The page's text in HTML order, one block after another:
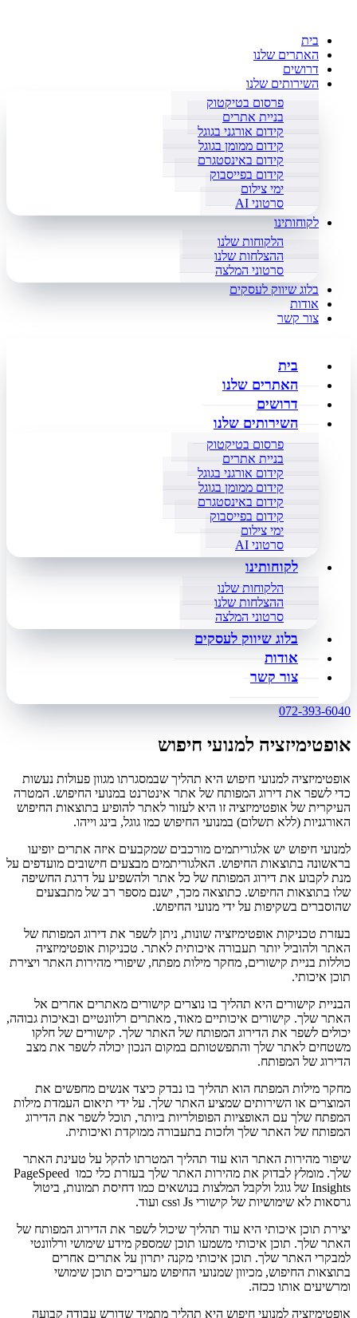
בית
האתרים שלנו
דרושים
השירותים שלנו
פרסום בטיקטוק
בניית אתרים
קידום אורגני בגוגל
קידום ממומן בגוגל
קידום באינסטגרם
קידום בפייסבוק
ימי צילום
סרטוני AI
לקוחותינו
הלקוחות שלנו
ההצלחות שלנו
סרטוני המלצה
בלוג שיווק לעסקים
אודות
צור קשר
בית
האתרים שלנו
דרושים
השירותים שלנו
פרסום בטיקטוק
בניית אתרים
קידום אורגני בגוגל
קידום ממומן בגוגל
קידום באינסטגרם
קידום בפייסבוק
ימי צילום
סרטוני AI
לקוחותינו
הלקוחות שלנו
ההצלחות שלנו
סרטוני המלצה
בלוג שיווק לעסקים
אודות
צור קשר
072-393-6040
אופטימיזציה למנועי חיפוש
אופטימיזציה למנועי חיפוש היא תהליך שבמסגרתו מגוון פעולות נעשות
כדי לשפר את דירוג המפותח של אתר אינטרנט במנועי החיפוש. המטרה
העיקרית של אופטימיזציה זו היא לעזור לאתר להופיע בתוצאות החיפוש
האורגניות (ללא תשלום) במנועי החיפוש כמו גוגל, בינג וייהו.
למנועי חיפוש יש אלגוריתמים מורכבים שמקבעים איזה אתרים יופיעו
בראשונה בתוצאות החיפוש. האלגוריתמים מבצעים חישובים מועדפים על
מנת לקבוע את דירוג המפותח של כל אתר ולהשפיע על דרגת החשיפה
שלו בתוצאות החיפוש. כתוצאה מכך, ישנם מספר רב של מתבצעים
שהוסברים בשקיפות על ידי מנועי החיפוש.
בעזרת טכניקות אופטימיזציה שונות, ניתן לשפר את דירוג המפותח של
האתר ולהוביל יותר תעבורה איכותית לאתר. טכניקות אופטימיזציה
כוללות בניית קישורים, מחקר מילות מפתח, שיפורי מהירות האתר ויצירת
תוכן איכותי.
הבניית קישורים היא תהליך בו נוצרים קישורים מאתרים אחרים אל
האתר שלך. קישורים איכותיים מאוד, מאתרים רלוונטיים ובאיכות גבוהה,
יכולים לשפר את הדירוג המפותח של האתר שלך. קישורים של חלקו
משטחים לאתר שלך והתפשטותם במקום הנכון יכולה לשפר את מצב
הדירוג של המפותח.
מחקר מילות המפתח הוא תהליך בו נבדק כיצד אנשים מחפשים את
המוצרים או השירותים שמציע האתר שלך. על ידי תיאום העמדת מילות
המפתח שלך עם האופציות הפופולריות ביותר, תוכל לשפר את הדירוג
המפותח של האתר שלך ולזכות בתעבורה ממוקדת ואיכותית.
שיפור מהירות האתר הוא עוד תהליך המטרתו להקל על טעינת האתר
שלך. מומלץ לבדוק את מהירות האתר שלך בעזרת כלי כמו PageSpeed ​​
Insights של גוגל ולקבל המלצות בנושאים כמו דחיסת תמונות, ביטול
גרסאות לא שימושיות של קישורי Js וcss ועוד.
יצירת תוכן איכותי היא עוד תהליך שיכול לשפר את הדירוג המפותח של
האתר שלך. תוכן איכותי משמעו תוכן שמספק מידע שימושי ורלוונטי
למבקרי האתר שלך. תוכן איכותי מקנה יתרון על אתרים אחרים
בתוצאות החיפוש, מכיוון שמנועי החיפוש מעריכים תוכן שימושי
ומרשיעים אותו ככזה.
אופטימיזציה למנועי חיפוש היא תהליך מתמיד שדורש עבודה קבועה